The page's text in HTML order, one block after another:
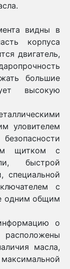
видны в
корпуса
двигатель,
большие
высокую
уловителем
щитком с
быстрой
специальной
с
одним общим
о
масла,